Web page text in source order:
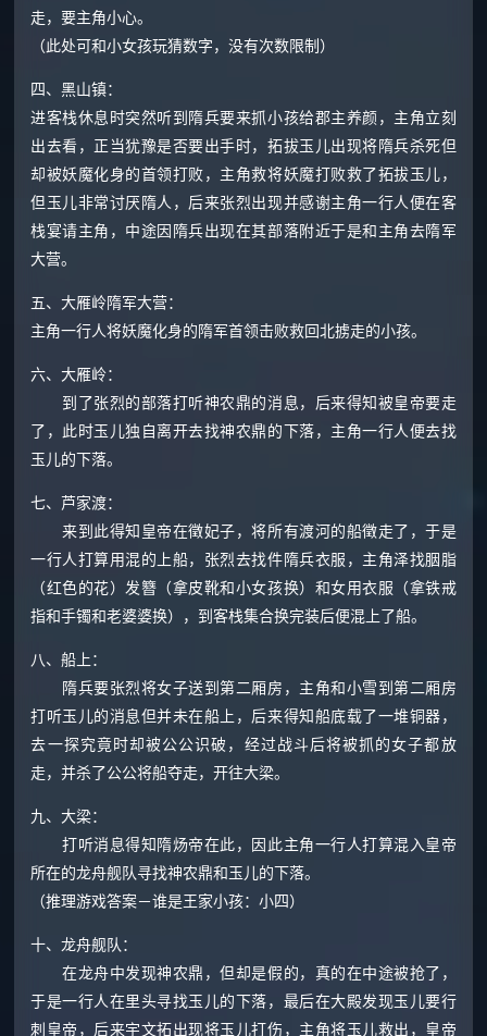
走，要主角小心。
（此处可和小女孩玩猜数字，没有次数限制）
四、黑山镇：
进客栈休息时突然听到隋兵要来抓小孩给郡主养颜，主角立刻
出去看，正当犹豫是否要出手时，拓拔玉儿出现将隋兵杀死但
却被妖魔化身的首领打败，主角救将妖魔打败救了拓拔玉儿，
但玉儿非常讨厌隋人，后来张烈出现并感谢主角一行人便在客
栈宴请主角，中途因隋兵出现在其部落附近于是和主角去隋军
大营。
五、大雁岭隋军大营：
主角一行人将妖魔化身的隋军首领击败救回北掳走的小孩。
六、大雁岭：
到了张烈的部落打听神农鼎的消息，后来得知被皇帝要走
了，此时玉儿独自离开去找神农鼎的下落，主角一行人便去找
玉儿的下落。
七、芦家渡：
来到此得知皇帝在徵妃子，将所有渡河的船徵走了，于是
一行人打算用混的上船，张烈去找件隋兵衣服，主角泽找胭脂
（红色的花）发簪（拿皮靴和小女孩换）和女用衣服（拿铁戒
指和手镯和老婆婆换），到客栈集合换完装后便混上了船。
八、船上：
隋兵要张烈将女子送到第二厢房，主角和小雪到第二厢房
打听玉儿的消息但并未在船上，后来得知船底载了一堆铜器，
去一探究竟时却被公公识破，经过战斗后将被抓的女子都放
走，并杀了公公将船夺走，开往大梁。
九、大梁：
打听消息得知隋炀帝在此，因此主角一行人打算混入皇帝
所在的龙舟舰队寻找神农鼎和玉儿的下落。
（推理游戏答案－谁是王家小孩：小四）
十、龙舟舰队：
在龙舟中发现神农鼎，但却是假的，真的在中途被抢了，
于是一行人在里头寻找玉儿的下落，最后在大殿发现玉儿要行
刺皇帝，后来宇文拓出现将玉儿打伤，主角将玉儿救出，皇帝